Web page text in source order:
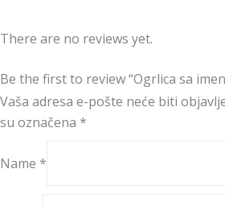
There are no reviews yet.
Be the first to review “Ogrlica sa
Vaša adresa e-pošte neće biti
su označena *
Name *